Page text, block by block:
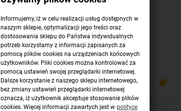
Dodaj opinię
Informujemy, iż w celu realizacji usług dostępnych w
naszym sklepie, optymalizacji jego treści oraz
dostosowania sklepu do Państwa indywidualnych
potrzeb korzystamy z informacji zapisanych za
pomocą plików cookies na urządzeniach końcowych
użytkowników. Pliki cookies można kontrolować za
pomocą ustawień swojej przeglądarki internetowej.
Dalsze korzystanie z naszego sklepu internetowego,
bez zmiany ustawień przeglądarki internetowej
oznacza, iż użytkownik akceptuje stosowanie plików
cookies. Więcej informacji zawartych jest w polityce